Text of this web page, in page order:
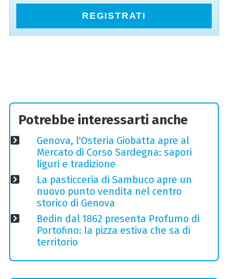
REGISTRATI
Potrebbe interessarti anche
Genova, l'Osteria Giobatta apre al
Mercato di Corso Sardegna: sapori
liguri e tradizione
La pasticceria di Sambuco apre un
nuovo punto vendita nel centro
storico di Genova
Bedin dal 1862 presenta Profumo di
Portofino: la pizza estiva che sa di
territorio